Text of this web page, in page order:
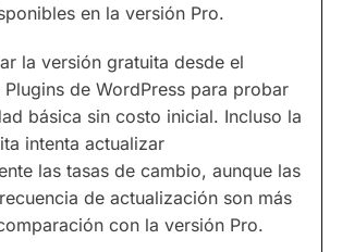
en la versión Pro.
la versión gratuita desde el
de WordPress para probar
básica sin costo inicial. Incluso la
intenta actualizar
las tasas de cambio, aunque las
de actualización son más
con la versión Pro.